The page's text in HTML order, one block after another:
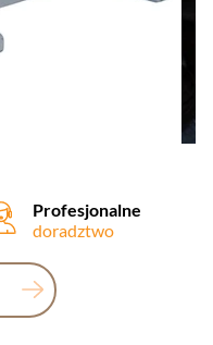
Profesjonalne
doradztwo